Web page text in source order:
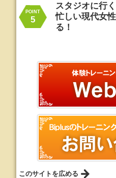
POINT
スタジオに行
忙しい現代女
る！
このサイトを広める